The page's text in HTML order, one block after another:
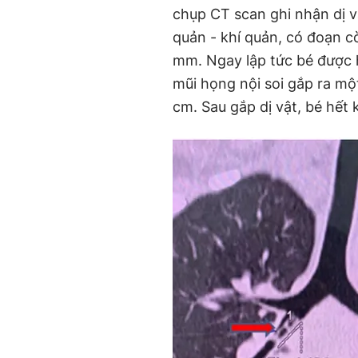
chụp CT scan ghi nhận dị
quản - khí quản, có đoạn
mm. Ngay lập tức bé
mũi họng nội soi gắp ra
cm. Sau gắp dị vật, bé hết